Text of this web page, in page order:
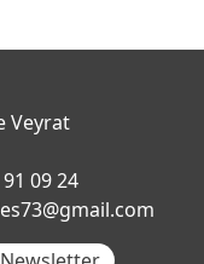
Veyrat
09 24